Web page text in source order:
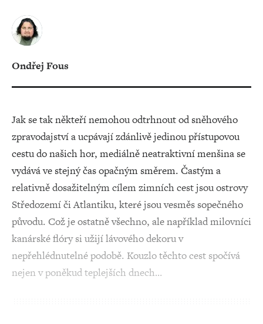
Ondřej Fous
Jak se tak někteří nemohou odtrhnout od sněhového
zpravodajství a ucpávají zdánlivě jedinou přístupovou
cestu do našich hor, mediálně neatraktivní menšina se
vydává ve stejný čas opačným směrem. Častým a
relativně dosažitelným cílem zimních cest jsou ostrovy
Středozemí či Atlantiku, které jsou vesměs sopečného
původu. Což je ostatně všechno, ale například milovníci
kanárské flóry si užijí lávového dekoru v
nepřehlédnutelné podobě. Kouzlo těchto cest spočívá
nejen v poněkud teplejších dnech…